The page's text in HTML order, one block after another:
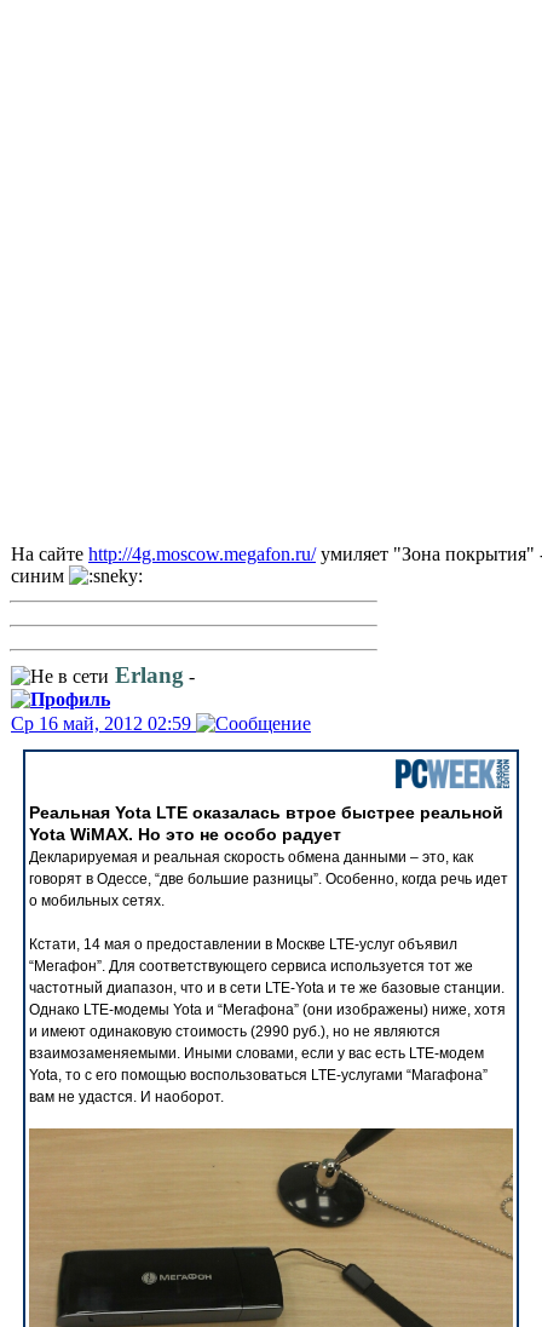
На сайте http://4g.moscow.megafon.ru/умиляет "Зона покрытия"
синим
Erlang -
Ср 16 май, 2012 02:59
Реальная Yota LTE оказалась втрое быстрее реальной
Yota WiMAX. Но это не особо радует
Декларируемая и реальная скорость обмена данными – это, как
говорят в Одессе, “две большие разницы”. Особенно, когда речь идет
о мобильных сетях.
Кстати, 14 мая о предоставлении в Москве LTE-услуг объявил
“Мегафон”. Для соответствующего сервиса используется тот же
частотный диапазон, что и в сети LTE-Yota и те же базовые станции.
Однако LTE-модемы Yota и “Мегафона” (они изображены) ниже, хотя
и имеют одинаковую стоимость (2990 руб.), но не являются
взаимозаменяемыми. Иными словами, если у вас есть LTE-модем
Yota, то с его помощью воспользоваться LTE-услугами “Магафона”
вам не удастся. И наоборот.